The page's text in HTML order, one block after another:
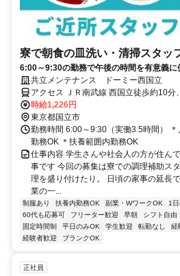
寮で朝食の皿洗い・清掃スタッ
6:00～9:30の勤務で午後の時間を有意義に
共立メンテナンス ドーミー西国立
アクセス ＪＲ南武線 西国立徒歩約10分
15分、ＪＲ中央本線 国立南口徒歩約20分
時給1,226円
東京都国立市
勤務時間 6:00～9:30（実働3.5時間）
勤務OK ＊扶養範囲内勤務OK
仕事内容 学生さんや社会人の方が住ん
事です 今回の募集は寮での調理補助ス
理を盛り付けたり。 日頃の家事の延長
業の一...
制服あり 扶養内勤務OK 副業・WワークOK 1
60代も応募可
フリーター歓迎 早朝 シフト自由
固定時間制
平日のみOK 学生歓迎 転勤なし 経
経験者歓迎
ブランクOK
正社員